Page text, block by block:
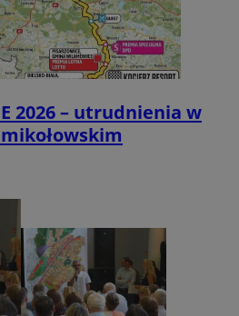
2026 – utrudnienia w